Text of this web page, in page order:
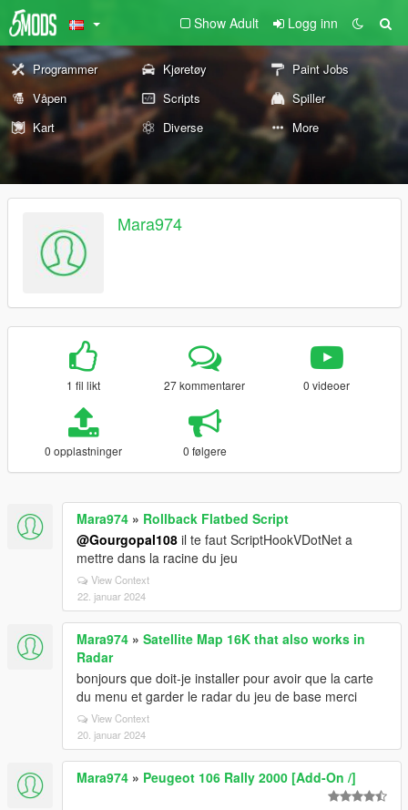
Show Adult Logg inn
Programmer Kjøretøy
Paint Jobs
Våpen
Scripts
Spiller
Kart
Diverse More
Mara974
1 fil likt 27 kommentarer 0 videoer
0 opplastninger 0 følgere
Mara974 » Rollback Flatbed Script
@Gourgopal108 il te faut ScriptHookVDotNet a
mettre dans la racine du jeu
View Context
22. januar 2024
Mara974 » Satellite Map 16K that also works in
Radar
bonjours que doit-je installer pour avoir que la carte
du menu et garder le radar du jeu de base merci
View Context
20. januar 2024
Mara974 » Peugeot 106 Rally 2000 [Add-On /]